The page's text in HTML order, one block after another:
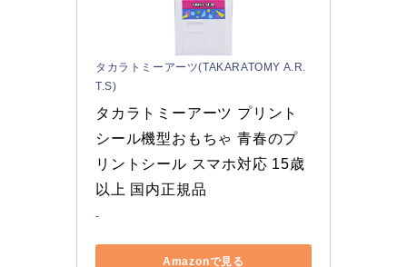
タカラトミーアーツ(TAKARATOMY A.R.
T.S)
タカラトミーアーツ プリント
シール機型おもちゃ 青春のプ
リントシール スマホ対応 15歳
以上 国内正規品
-
Amazonで見る